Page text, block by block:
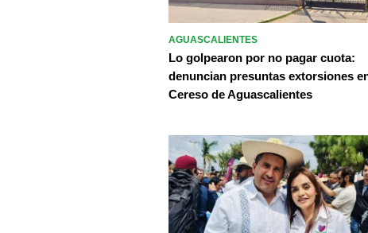
AGUASCALIENTES
Lo golpearon por no pagar cuota:
denuncian presuntas extorsiones
Cereso de Aguascalientes